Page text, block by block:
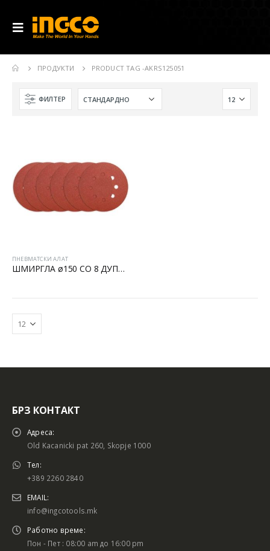
ПРОДУКТИ PRODUCT TAG -AKRS125051
ФИЛТЕР
ПНЕВМАТСКИ АЛАТ
ШМИРГЛА ø150 СО 8 ДУПКИ
БРЗ КОНТАКТ
Адреса:
Old Kacanicki pat 260, Skopje 1000
Тел:
+389 2260 2840
EMAIL:
info@ingcotools.mk
Работно време:
Пон - Пет : 08:00 am до 16:00 pm